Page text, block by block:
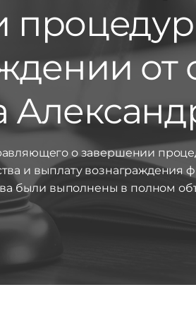
от
о завершении
и выплату вознаграждения
были выполнены в полном